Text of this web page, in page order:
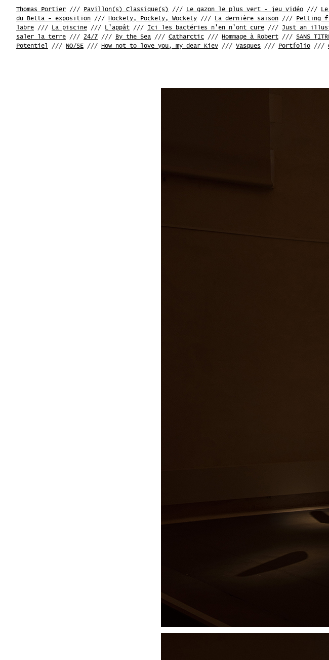
Thomas Portier /// Pavillon(s) Classique(s) /// Le gazon le plus vert - jeu vidéo ///
du Betta - exposition /// Hockety, Pockety, Wockety /// La dernière saison /// Petting
labre /// La piscine /// L'appât /// Ici les bactéries n'en n'ont cure /// Just an
saler la terre /// 24/7 /// By the Sea /// Catharctic /// Hommage à Robert /// SANS
Potentiel
/// NO/SE /// How not to love you, my dear Kiev /// Vasques /// Portfolio ///